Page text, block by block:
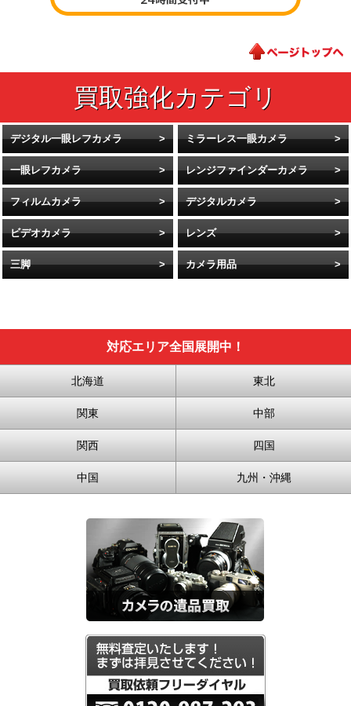
デジタル一眼レフカメラ ミラーレス一眼カメラ
一眼レフカメラ レンジファインダーカメラ
フィルムカメラ デジタルカメラ
ビデオカメラ レンズ
三脚 カメラ用品
対応エリア全国展開中！
北海道 東北
関東 中部
関西 四国
中国 九州・沖縄